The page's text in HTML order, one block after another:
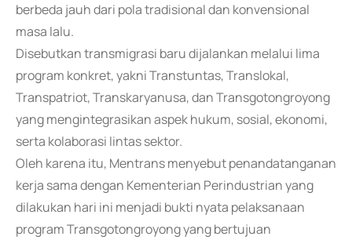
berbeda jauh dari pola tradisional dan konvensional
masa lalu.
Disebutkan transmigrasi baru dijalankan melalui lima
program konkret, yakni Transtuntas, Translokal,
Transpatriot, Transkaryanusa, dan Transgotongroyong
yang mengintegrasikan aspek hukum, sosial, ekonomi,
serta kolaborasi lintas sektor.
Oleh karena itu, Mentrans menyebut penandatanganan
kerja sama dengan Kementerian Perindustrian yang
dilakukan hari ini menjadi bukti nyata pelaksanaan
program Transgotongroyong yang bertujuan